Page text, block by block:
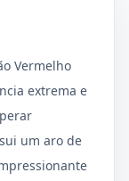
Vermelho
extrema e
um aro de